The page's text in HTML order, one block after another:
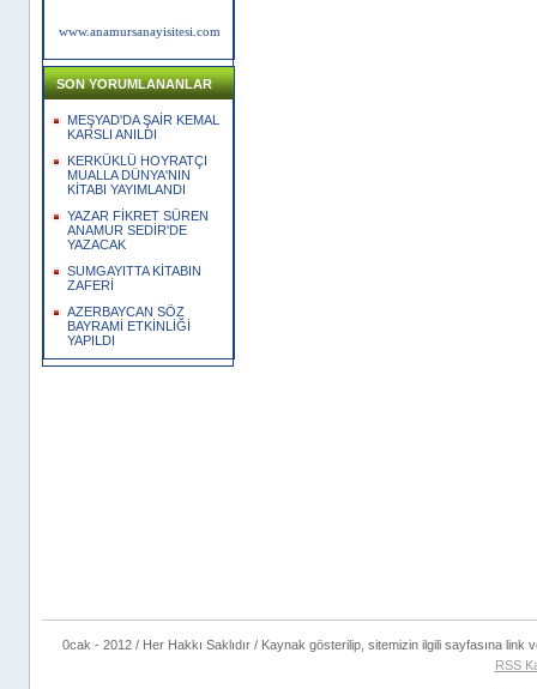
www.anamursanayisitesi.com
SON YORUMLANANLAR
MEŞYAD'DA ŞAİR KEMAL
KARSLI ANILDI
KERKÜKLÜ HOYRATÇI
MUALLA DÜNYA'NIN
KİTABI YAYIMLANDI
YAZAR FİKRET SÜREN
ANAMUR SEDİR'DE
YAZACAK
SUMGAYITTA KİTABIN
ZAFERİ
AZERBAYCAN SÖZ
BAYRAMİ ETKİNLİĞİ
YAPILDI
0cak - 2012 / Her Hakkı Saklıdır / Kaynak gösterilip, sitemizin ilgili sayfasına link
RSS